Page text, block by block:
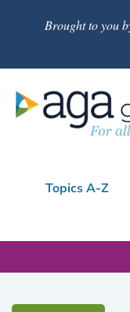
Brought to you
Topics A-Z